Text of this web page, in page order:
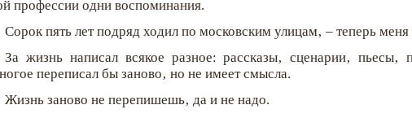
профессии одни воспоминания.
Сорок пять лет подряд ходил по московским улицам‚ – теперь меня
За жизнь написал всякое разное: рассказы‚ сценарии‚ пьесы‚
переписал бы заново‚ но не имеет смысла.
Жизнь заново не перепишешь‚ да и не надо.